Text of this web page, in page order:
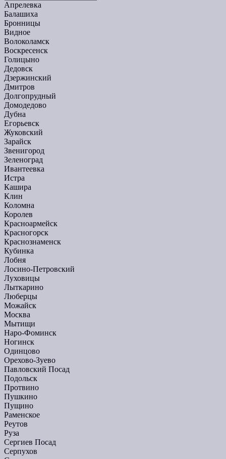
Апрелевка
Балашиха
Бронницы
Видное
Волоколамск
Воскресенск
Голицыно
Дедовск
Дзержинский
Дмитров
Долгопрудный
Домодедово
Дубна
Егорьевск
Жуковский
Зарайск
Звенигород
Зеленоград
Ивантеевка
Истра
Кашира
Клин
Коломна
Королев
Красноармейск
Красногорск
Краснознаменск
Кубинка
Лобня
Лосино-Петровский
Луховицы
Лыткарино
Люберцы
Можайск
Москва
Мытищи
Наро-Фоминск
Ногинск
Одинцово
Орехово-Зуево
Павловский Посад
Подольск
Протвино
Пушкино
Пущино
Раменское
Реутов
Руза
Сергиев Посад
Серпухов